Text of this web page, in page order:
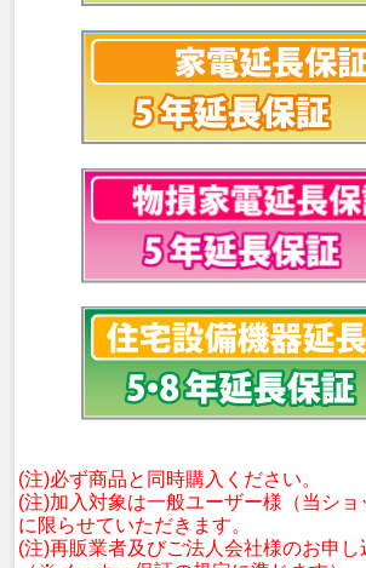
(注)必ず商品と同時購入ください。
(注)加入対象は一般ユーザー様（当ショ
に限らせていただきます。
(注)再販業者及びご法人会社様のお申し